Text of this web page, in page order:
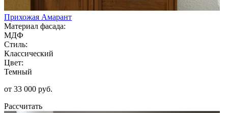
Прихожая Амарант
Материал фасада:
МДФ
Стиль:
Классический
Цвет:
Темный
от 33 000 руб.
Рассчитать